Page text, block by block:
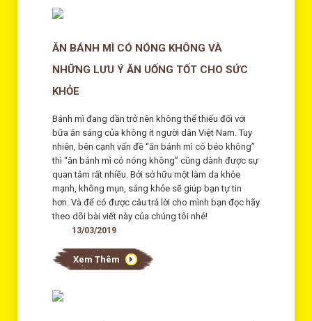
ĂN BÁNH MÌ CÓ NÓNG KHÔNG VÀ
NHỮNG LƯU Ý ĂN UỐNG TỐT CHO SỨC
KHỎE
Bánh mì đang dần trở nên không thể thiếu đối với
bữa ăn sáng của không ít người dân Việt Nam. Tuy
nhiên, bên cạnh vấn đề “ăn bánh mì có béo không”
thì “ăn bánh mì có nóng không” cũng dành được sự
quan tâm rất nhiều. Bởi sở hữu một làm da khỏe
mạnh, không mụn, sáng khỏe sẽ giúp bạn tự tin
hơn. Và để có được câu trả lời cho mình bạn đọc hãy
theo dõi bài viết này của chúng tôi nhé!
13/03/2019
Xem Thêm